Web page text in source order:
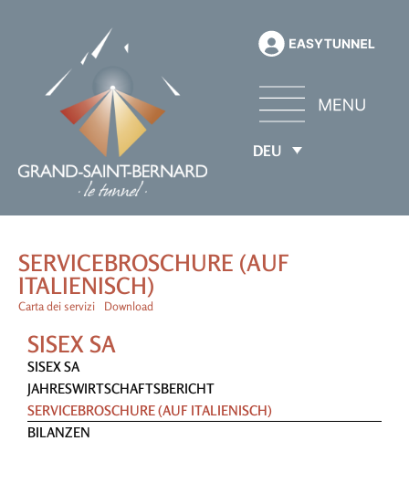
DEU
SISEX SA
SISEX SA
JAHRESWIRTSCHAFTSBERICHT
SERVICEBROSCHURE (AUF ITALIENISCH)
BILANZEN
SERVICEBROSCHURE (AUF
ITALIENISCH)
Carta dei servizi Download